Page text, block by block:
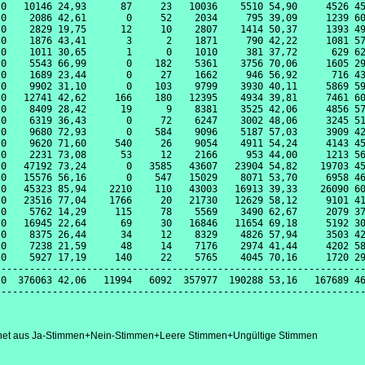
0   10146 24,93      87     23   10036    5510 54,90
2086 42,61       0     52    2034     795 39,09
0    2829 19,75      12     10    2807    1414 50,37
0    1876 43,41       3      2    1871     790 42,22     1081
0    1011 30,65       1      0    1010     381 37,72      629
5543 66,99       0    182    5361    3756 70,06
0    1689 23,44       0     27    1662     946 56,92
9902 31,10       0    103    9799    3930 40,11
12741 42,62     166    180   12395    4934 39,81
8409 28,42      19      9    8381    3525 42,06     4856
6319 36,43       0     72    6247    3002 48,06     3245
0    9680 72,93       0    584    9096    5187 57,03
0    9620 71,60     540     26    9054    4911 54,24
2231 73,08      53     12    2166     953 44,00     1213
0   47192 73,24       0   3585   43607   23904 54,82
0   15576 56,16       0    547   15029    8071 53,70
45323 85,94    2210    110   43003   16913 39,33
23516 77,04    1766     20   21730   12629 58,12
5762 14,29     115     78    5569    3490 62,67
0   16945 22,64      69     30   16846   11654 69,18
0    8375 26,44      34     12    8329    4826 57,94
7238 21,59      48     14    7176    2974 41,44
0    5927 17,19     140     22    5765    4045 70,16
376063 42,06   11994   6092  357977  190288 53,16   167689
aus Ja-Stimmen+Nein-Stimmen+Leere Stimmen+Ungültige Stimmen